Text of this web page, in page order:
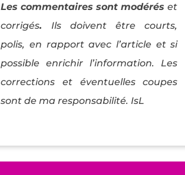
Les commentaires sont modéréset
corrigés. Ils doivent être courts,
polis, en rapport avec l’article et si
possible enrichir l’information. Les
corrections et éventuelles coupes
sont de ma responsabilité. IsL